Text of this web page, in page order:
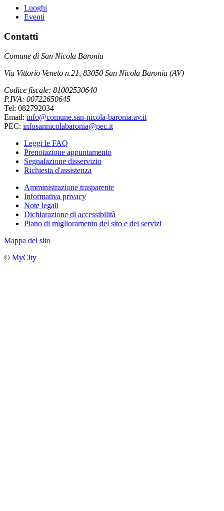
Luoghi
Eventi
Contatti
Comune di San Nicola Baronia
Via Vittorio Veneto n.21, 83050 San Nicola Baronia (AV)
Codice fiscale: 81002530640
P.IVA: 00722650645
Tel: 082792034
Email: info@comune.san-nicola-baronia.av.it
PEC: infosannicolabaronia@pec.it
Leggi le FAQ
Prenotazione appuntamento
Segnalazione disservizio
Richiesta d'assistenza
Amministrazione trasparente
Informativa privacy
Note legali
Dichiarazione di accessibilità
Piano di miglioramento del sito e dei servizi
Mappa del sito
© MyCity